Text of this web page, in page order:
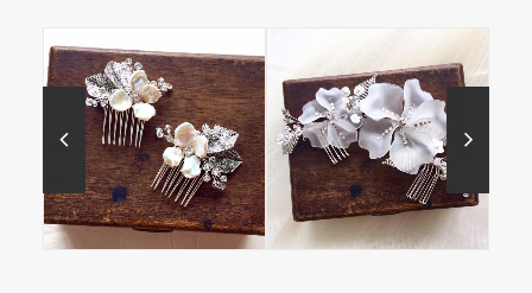
L’atelier de bon 美好的工
作室
L’atelier de bon
L’atelier de bon
L’atelier de bon